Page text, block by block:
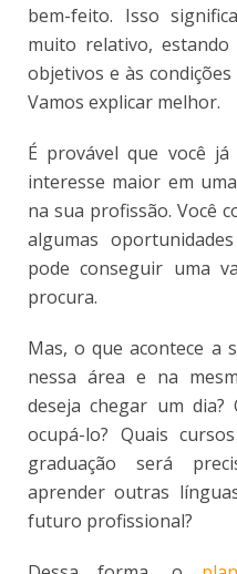
bem-feito. Isso
muito relativo,
objetivos e às
Vamos explicar melhor.
É provável que você
interesse maior em
na sua profissão. Você
algumas
pode conseguir uma
procura.
Mas, o que acontece a
nessa área e na
deseja chegar um
ocupá-lo? Quais
graduação será
aprender outras
futuro profissional?